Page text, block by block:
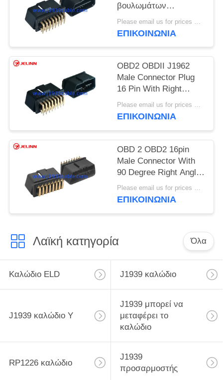
βουλωμάτων
καρφιτσών J1962
OBD2 OBDII με τη
Please email us for prices MOQ:100 τεμ
ΕΠΙΚΟΙΝΩΝΙΑ
OBD2 OBDII J1962
Male Connector Plug
16 Pin With Right
Angle 90 Degree Pins
Gold Plating
Please email us for prices MOQ:100 τεμάχια
ΕΠΙΚΟΙΝΩΝΙΑ
OBD 2 OBD2 16pin
Male Connector With
90 Degree Right Angle
Pins Bent Towards the
Narrow Side
Please email us for prices MOQ:100 pcs
ΕΠΙΚΟΙΝΩΝΙΑ
Λαϊκή κατηγορία Όλα
Καλώδιο ELD J1939 καλώδιο
J1939 καλώδιο Υ
J1939 μπορεί να
μεταφέρει το
καλώδιο
RP1226 καλώδιο
J1939
προσαρμοστής